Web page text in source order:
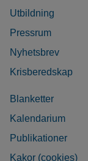
Utbildning
Pressrum
Nyhetsbrev
Krisberedskap
Blanketter
Kalendarium
Publikationer
Kakor (cookies)